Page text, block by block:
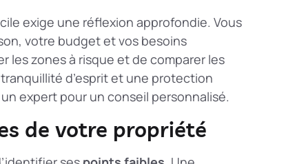
exige une réflexion approfondie. Vous
votre budget et vos besoins
les zones à risque et de comparer les
d’esprit et une protection
expert pour un conseil personnalisé.
de votre propriété